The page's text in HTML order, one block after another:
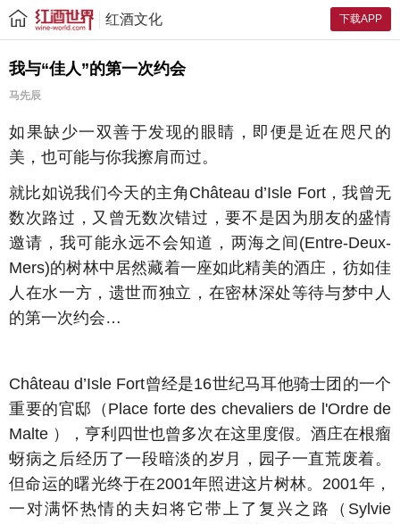
下载APP
红酒文化
我与“佳人”的第一次约会
马先辰
如果缺少一双善于发现的眼睛，即便是近在咫尺的
美，也可能与你我擦肩而过。
就比如说我们今天的主角Château d’Isle Fort，我曾无
数次路过，又曾无数次错过，要不是因为朋友的盛情
邀请，我可能永远不会知道，两海之间(Entre-Deux-
Mers)的树林中居然藏着一座如此精美的酒庄，彷如佳
人在水一方，遗世而独立，在密林深处等待与梦中人
的第一次约会…
Château d’Isle Fort曾经是16世纪马耳他骑士团的一个
重要的官邸（Place forte des chevaliers de l'Ordre de
Malte ），亨利四世也曾多次在这里度假。酒庄在根瘤
蚜病之后经历了一段暗淡的岁月，园子一直荒废着。
但命运的曙光终于在2001年照进这片树林。2001年，
一对满怀热情的夫妇将它带上了复兴之路（Sylvie